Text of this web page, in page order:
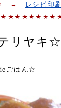
♪ →
レシピ印
リヤキ☆
ごはん☆